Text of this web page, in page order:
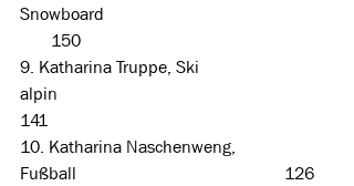
Snowboard
150
9. Katharina Truppe, Ski
alpin
141
10. Katharina Naschenweng,
Fußball                                               126